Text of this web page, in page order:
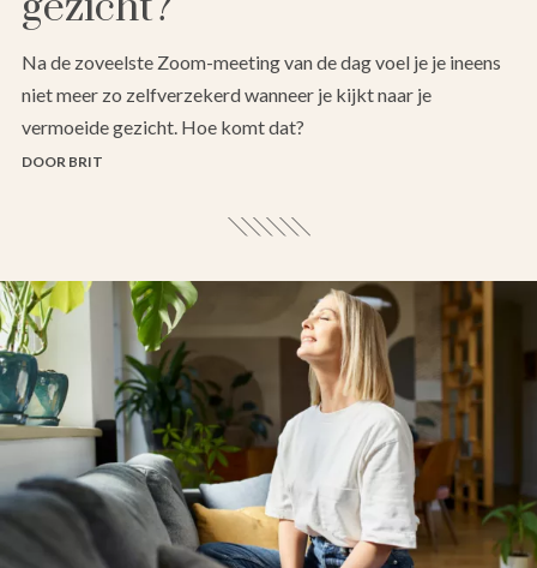
Na de zoveelste Zoom-meeting van de dag voel je je ineens
niet meer zo zelfverzekerd wanneer je kijkt naar je
vermoeide gezicht. Hoe komt dat?
DOOR BRIT